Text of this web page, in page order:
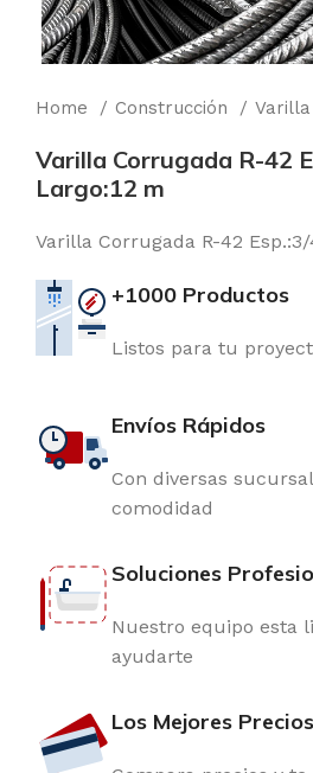
Home Construcción
Varilla Corrugada R-42
Largo:12 m
Varilla Corrugada R-42
+1000 Productos
Listos para tu
Envíos Rápidos
Con diversas
comodidad
Soluciones
Nuestro equipo esta
ayudarte
Los Mejores Precios